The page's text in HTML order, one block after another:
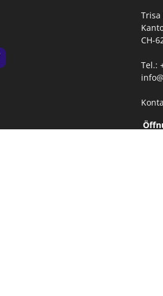
Trisa
CH-
Tel.: